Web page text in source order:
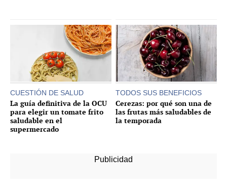
CUESTIÓN DE SALUD
La guía definitiva de la OCU
para elegir un tomate frito
saludable en el
supermercado
TODOS SUS BENEFICIOS
Cerezas: por qué son una de
las frutas más saludables de
la temporada